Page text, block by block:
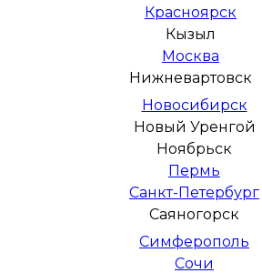
Красноярск
Кызыл
Москва
Нижневартовск
Новосибирск
Новый Уренгой
Ноябрьск
Пермь
Санкт-Петербург
Саяногорск
Симферополь
Сочи